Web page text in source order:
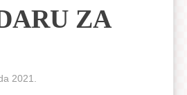
ZA
2021.